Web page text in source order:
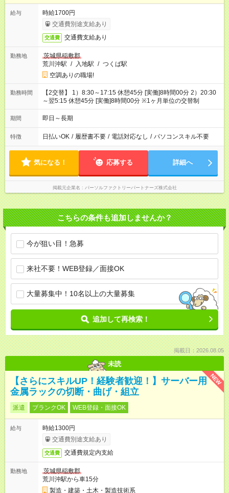
給与
時給1700円
交通費別途支給あり
交通費 交通費支給あり
勤務地
茨城県稲敷郡
荒川沖駅 / 入地駅 / つくば駅
空調ありの職場!
勤務時間
【2交替】 1）8:30～17:15 休憩45分 [実働]8時間00分 2）20:30
～翌5:15 休憩45分 [実働]8時間00分 ※1ヶ月単位の交替制
期間 即日～長期
特徴 日払いOK / 履歴書不要 / 電話対応なし / パソコンスキル不要
気になる！ 応募する 詳細へ
掲載元企業名 パーソルファクトリーパートナーズ株式会社
こちらの条件も追加しませんか？
今が狙い目！急募
来社不要！WEB登録／面接OK
大量募集中！10名以上の大量募集
追加して再検索！
掲載日：2026.08.05
未読
NEW
【さらにスキルUP！経験者歓迎！】サーバー用
金属ラックの切断・曲げ・組立
派遣 ブランクOK WEB登録・面接OK
給与
時給1300円
交通費別途支給あり
交通費 交通費規定内支給
勤務地
茨城県稲敷郡
荒川沖駅から車15分
製造・建築・土木・製造技術系